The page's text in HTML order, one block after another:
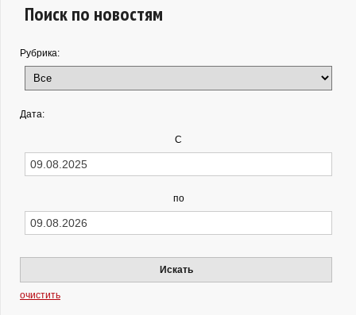
Поиск по новостям
Рубрика:
Дата:
С
по
Искать
очистить